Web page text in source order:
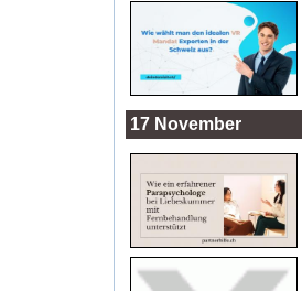
17 November